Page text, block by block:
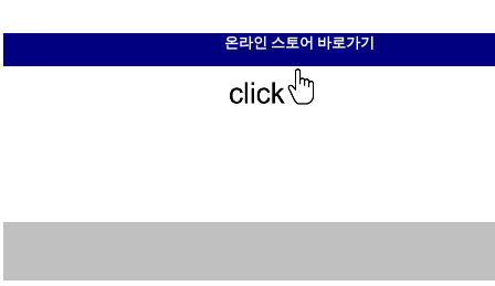
온라인 스토어 바로가기